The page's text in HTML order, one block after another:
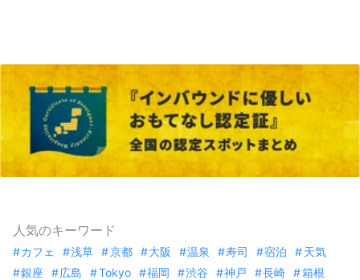
人気のキーワード
カフェ 浅草 京都 大阪 温泉 寿司 宿泊
天気
銀座
広島 Tokyo 福岡 渋谷 神戸 長崎
箱根